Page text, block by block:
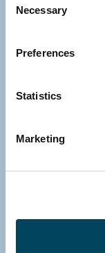
Selection
Necessary
Preferences
Statistics
Marketing
EUR